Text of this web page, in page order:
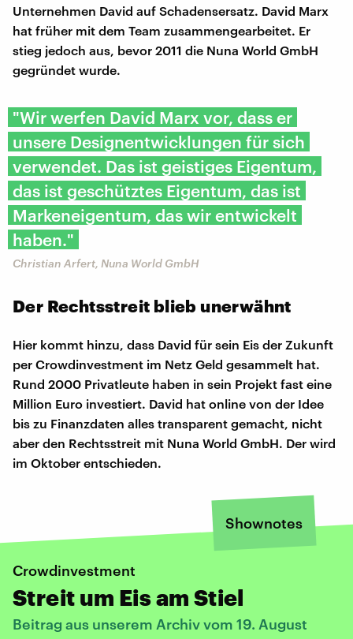
Unternehmen David auf Schadensersatz. David Marx
hat früher mit dem Team zusammengearbeitet. Er
stieg jedoch aus, bevor 2011 die Nuna World GmbH
gegründet wurde.
"Wir werfen David Marx vor, dass er
unsere Designentwicklungen für sich
verwendet. Das ist geistiges Eigentum,
das ist geschütztes Eigentum, das ist
Markeneigentum, das wir entwickelt
haben."
Christian Arfert, Nuna World GmbH
Der Rechtsstreit blieb unerwähnt
Hier kommt hinzu, dass David für sein Eis der Zukunft
per Crowdinvestment im Netz Geld gesammelt hat.
Rund 2000 Privatleute haben in sein Projekt fast eine
Million Euro investiert. David hat online von der Idee
bis zu Finanzdaten alles transparent gemacht, nicht
aber den Rechtsstreit mit Nuna World GmbH. Der wird
im Oktober entschieden.
Shownotes
Crowdinvestment
Streit um Eis am Stiel
Beitrag aus unserem Archiv vom 19. August